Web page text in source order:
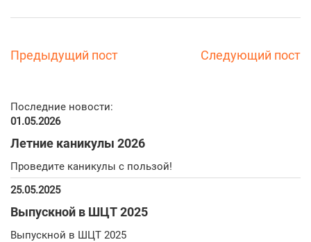
Предыдущий пост Следующий пост
Последние новости:
01.05.2026
Летние каникулы 2026
Проведите каникулы с пользой!
25.05.2025
Выпускной в ШЦТ 2025
Выпускной в ШЦТ 2025